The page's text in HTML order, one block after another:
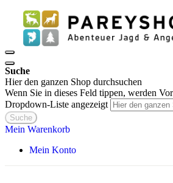
Suche
Hier den ganzen Shop durchsuchen
Wenn Sie in dieses Feld tippen, werden
Dropdown-Liste angezeigt
Suche
Mein Warenkorb
Mein Konto